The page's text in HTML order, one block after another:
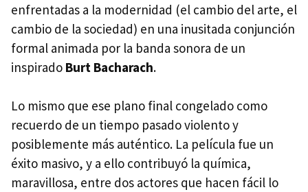
enfrentadas a la modernidad (el cambio del arte, el
cambio de la sociedad) en una inusitada conjunción
formal animada por la banda sonora de un
inspirado Burt Bacharach.
Lo mismo que ese plano final congelado como
recuerdo de un tiempo pasado violento y
posiblemente más auténtico. La película fue un
éxito masivo, y a ello contribuyó la química,
maravillosa, entre dos actores que hacen fácil lo